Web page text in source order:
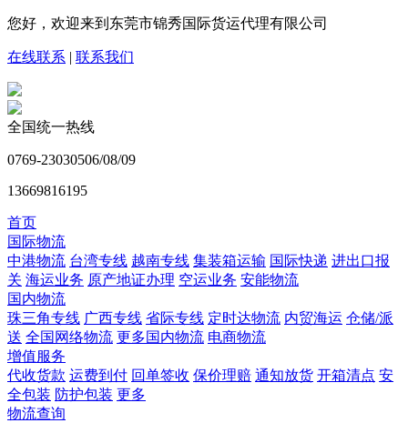
您好，欢迎来到东莞市锦秀国际货运代理有限公司
在线联系 | 联系我们
全国统一热线
0769-23030506/08/09
13669816195
首页
国际物流
中港物流 台湾专线 越南专线 集装箱运输 国际快递 进出口报
关 海运业务 原产地证办理 空运业务 安能物流
国内物流
珠三角专线 广西专线 省际专线 定时达物流 内贸海运 仓储/派
送 全国网络物流 更多国内物流 电商物流
增值服务
代收货款 运费到付 回单签收 保价理赔 通知放货 开箱清点 安
全包装 防护包装 更多
物流查询